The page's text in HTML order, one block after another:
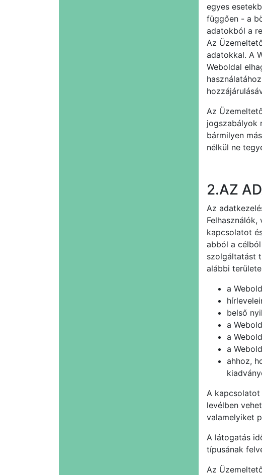
egyes
függően - a
adatokból a
Az
adatokkal. A
Weboldal
Az
jogszabályok
bármilyen
nélkül ne
2.AZ
Az
kapcsolatot
abból a
szolgáltatást
alábbi
a
belső
a
a
a
ahhoz,
A kapcsolatot
levélben
valamelyiket
A látogatás
típusának
Az